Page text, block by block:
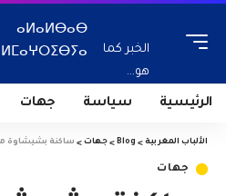
الخبر كما
هو...
ⴰⵍⴰⵍⴱⴰⴱ
الرئيسية سياسة جهات
الألباب المغربية >
Blog
> جهات > ساكنة بشيشاوة
جهات